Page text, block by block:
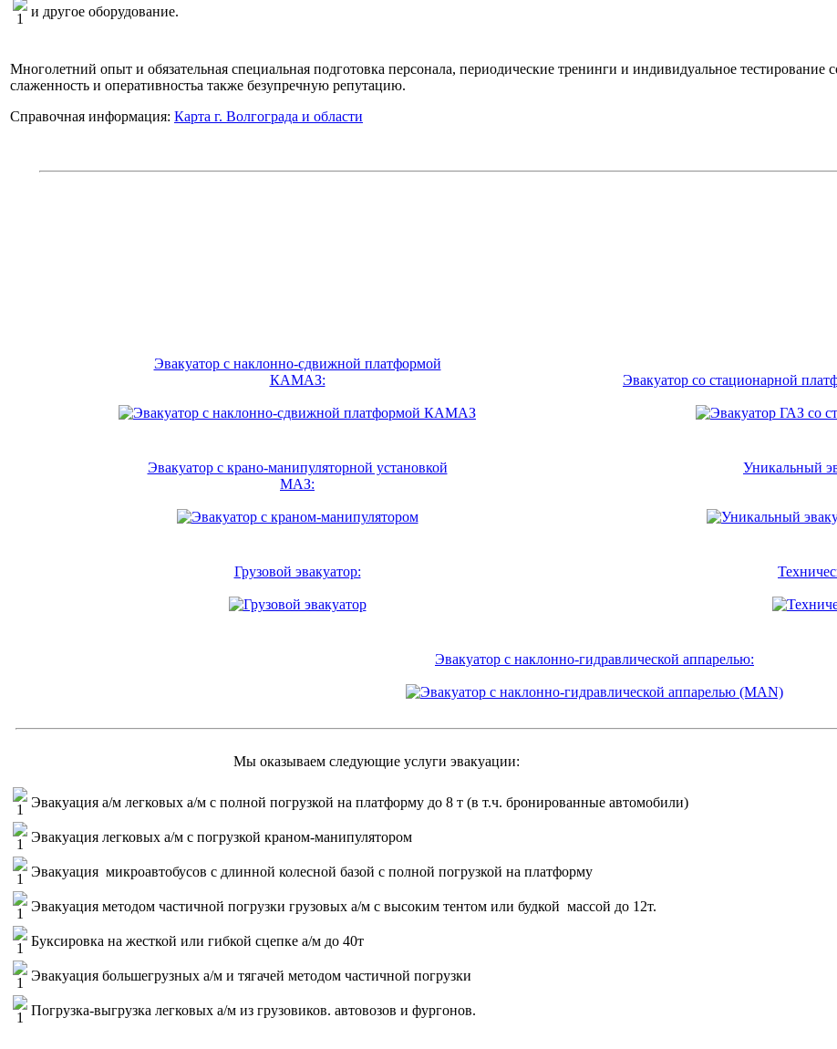
и другое оборудование.
Многолетний опыт и обязательная специальная подготовка персонала, периодические тренинги и индивидуальное
слаженность и оперативностьа также безупречную репутацию.
Справочная информация: Карта г. Волгограда и области
Эвакуатор с наклонно-сдвижной платформой
КАМАЗ:
Эвакуатор со стационарной
Эвакуатор с крано-манипуляторной установкой
МАЗ:
Уникальный
Грузовой эвакуатор:
Эвакуатор с наклонно-гидравлической аппарелью:
Мы оказываем следующие услуги эвакуации:
Эвакуация а/м легковых а/м с полной погрузкой на платформу до 8 т (в т.ч. бронированные автомобили)
Эвакуация легковых а/м с погрузкой краном-манипулятором
Эвакуация микроавтобусов с длинной колесной базой с полной погрузкой на платформу
Эвакуация методом частичной погрузки грузовых а/м с высоким тентом или будкой массой до 12т.
Буксировка на жесткой или гибкой сцепке а/м до 40т
Эвакуация большегрузных а/м и тягачей методом частичной погрузки
Погрузка-выгрузка легковых а/м из грузовиков. автовозов и фургонов.